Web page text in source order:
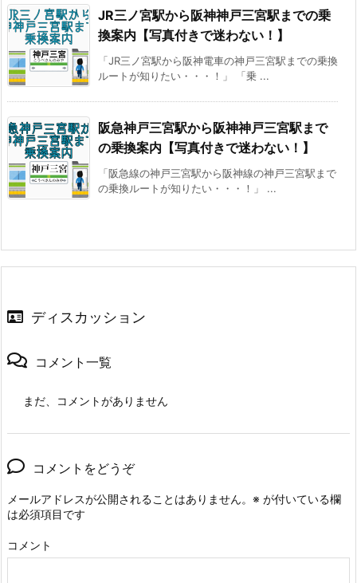
JR三ノ宮駅から阪神神戸三宮駅までの乗
換案内【写真付きで迷わない！】
「JR三ノ宮駅から阪神電車の神戸三宮駅までの乗換
ルートが知りたい・・・！」 「乗 ...
阪急神戸三宮駅から阪神神戸三宮駅まで
の乗換案内【写真付きで迷わない！】
「阪急線の神戸三宮駅から阪神線の神戸三宮駅まで
の乗換ルートが知りたい・・・！」 ...
ディスカッション
コメント一覧
まだ、コメントがありません
コメントをどうぞ
メールアドレスが公開されることはありません。 ※ が付いている欄
は必須項目です
コメント